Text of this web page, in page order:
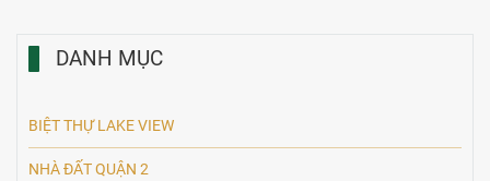
DANH MỤC
BIỆT THỰ LAKE VIEW
NHÀ ĐẤT QUẬN 2